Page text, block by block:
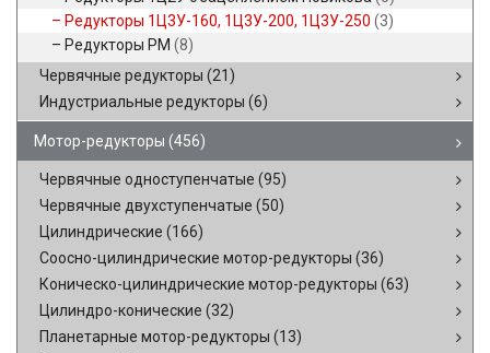
Редукторы 1Ц3У-160, 1Ц3У-200, 1Ц3У-250 (3)
Редукторы РМ (8)
Червячные редукторы (21)
Индустриальные редукторы (6)
Мотор-редукторы (456)
Червячные одноступенчатые (95)
Червячные двухступенчатые (50)
Цилиндрические (166)
Соосно-цилиндрические мотор-редукторы (36)
Коническо-цилиндрические мотор-редукторы (63)
Цилиндро-конические (32)
Планетарные мотор-редукторы (13)